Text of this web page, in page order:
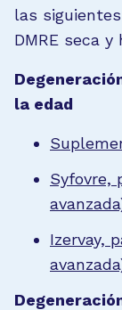
las
DMRE seca y
la edad
Syfovre,
Izervay,